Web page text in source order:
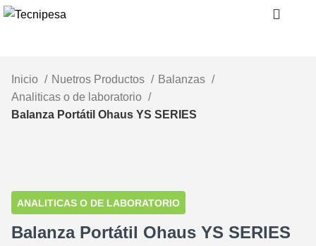
Inicio Nuetros Productos
Balanzas
Analiticas o de laboratorio
Balanza Portátil Ohaus YS SERIES
ANALITICAS O DE LABORATORIO
Balanza Portátil Ohaus YS SERIES